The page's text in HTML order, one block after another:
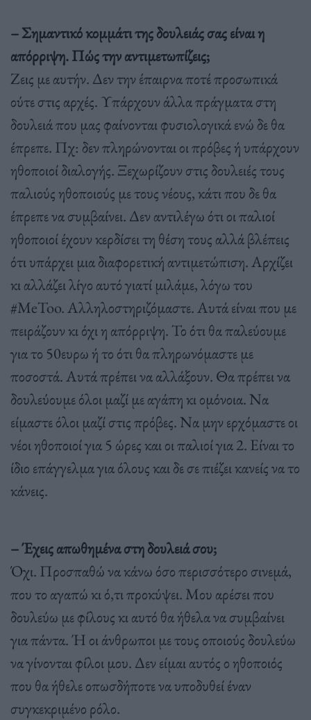
– Σημαντικό κομμάτι της δουλειάς σας είναι η
απόρριψη. Πώς την αντιμετωπίζεις;
Ζεις με αυτήν. Δεν την έπαιρνα ποτέ προσωπικά
ούτε στις αρχές. Υπάρχουν άλλα πράγματα στη
δουλειά που μας φαίνονται φυσιολογικά ενώ δε θα
έπρεπε. Πχ: δεν πληρώνονται οι πρόβες ή υπάρχουν
ηθοποιοί διαλογής. Ξεχωρίζουν στις δουλειές τους
παλιούς ηθοποιούς με τους νέους, κάτι που δε θα
έπρεπε να συμβαίνει. Δεν αντιλέγω ότι οι παλιοί
ηθοποιοί έχουν κερδίσει τη θέση τους αλλά βλέπεις
ότι υπάρχει μια διαφορετική αντιμετώπιση. Αρχίζει
κι αλλάζει λίγο αυτό γιατί μιλάμε, λόγω του
#MeToo. Αλληλοστηριζόμαστε. Αυτά είναι που με
πειράζουν κι όχι η απόρριψη. Το ότι θα παλεύουμε
για το 50ευρω ή το ότι θα πληρωνόμαστε με
ποσοστά. Αυτά πρέπει να αλλάξουν. Θα πρέπει να
δουλεύουμε όλοι μαζί με αγάπη κι ομόνοια. Να
είμαστε όλοι μαζί στις πρόβες. Να μην ερχόμαστε οι
νέοι ηθοποιοί για 5 ώρες και οι παλιοί για 2. Είναι το
ίδιο επάγγελμα για όλους και δε σε πιέζει κανείς να το
κάνεις.
– Έχεις απωθημένα στη δουλειά σου;
Όχι. Προσπαθώ να κάνω όσο περισσότερο σινεμά,
που το αγαπώ κι ό,τι προκύψει. Μου αρέσει που
δουλεύω με φίλους κι αυτό θα ήθελα να συμβαίνει
για πάντα. Ή οι άνθρωποι με τους οποιούς δουλεύω
να γίνονται φίλοι μου. Δεν είμαι αυτός ο ηθοποιός
που θα ήθελε οπωσδήποτε να υποδυθεί έναν
συγκεκριμένο ρόλο.